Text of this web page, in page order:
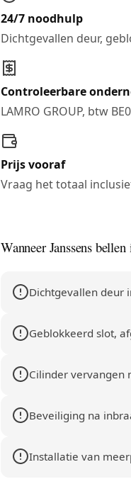
24/7 noodhulp
Dichtgevallen deur,
Controleerbare
LAMRO GROUP, btw
Prijs vooraf
Vraag het totaal
Wanneer Janssens
Dichtgevallen deur
Geblokkeerd slot,
Cilinder vervangen
Beveiliging na
Installatie van